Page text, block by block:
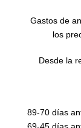
Gastos de
los
Desde la
89-70 días
69-45 días